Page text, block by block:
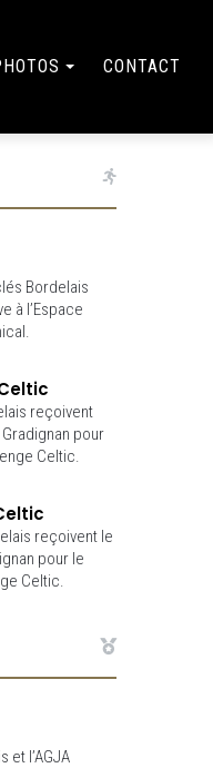
CONTACT
Bordelais
à l’Espace
reçoivent
Gradignan pour
Celtic.
reçoivent le
pour le
Celtic.
et l’AGJA